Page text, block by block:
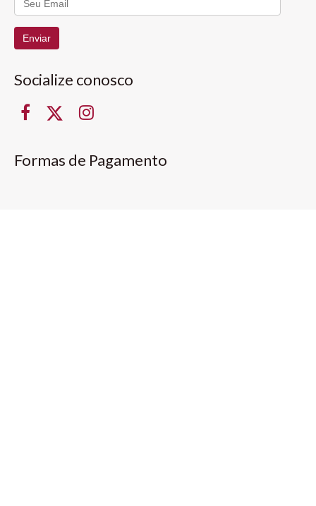
Enviar
Socialize conosco
Formas de Pagamento